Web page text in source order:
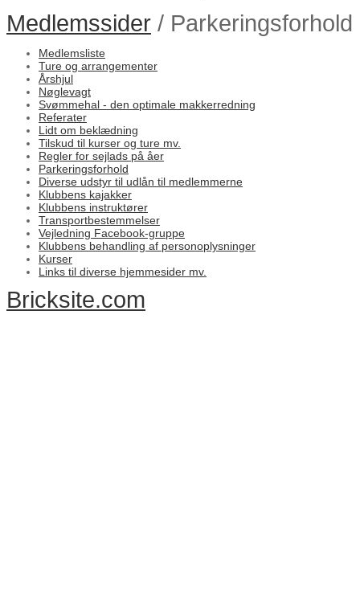
Medlemssider / Parkeringsforhold
Medlemsliste
Ture og arrangementer
Årshjul
Nøglevagt
Svømmehal - den optimale makkerredning
Referater
Lidt om beklædning
Tilskud til kurser og ture mv.
Regler for sejlads på åer
Parkeringsforhold
Diverse udstyr til udlån til medlemmerne
Klubbens kajakker
Klubbens instruktører
Transportbestemmelser
Vejledning Facebook-gruppe
Klubbens behandling af personoplysninger
Kurser
Links til diverse hjemmesider mv.
Bricksite.com